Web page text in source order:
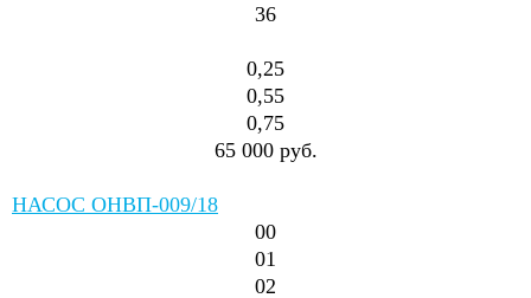
36
0,25
0,55
0,75
65 000 руб.
НАСОС ОНВП-009/18
00
01
02